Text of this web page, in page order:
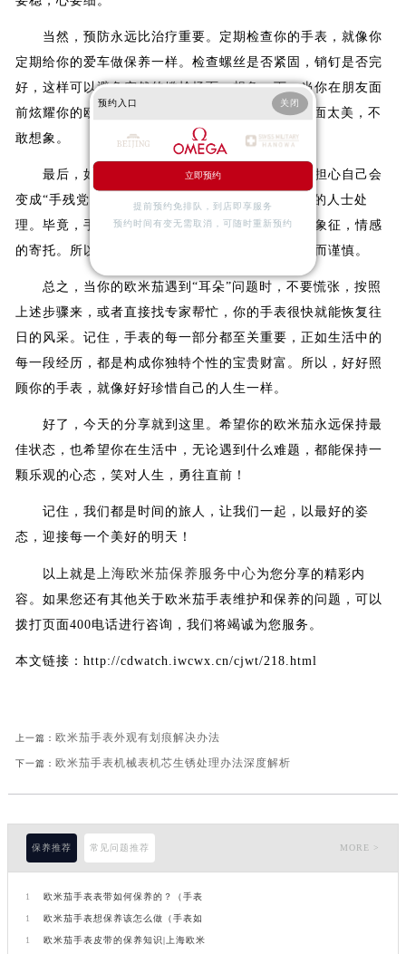
当然，预防永远比治疗重要。定期检查你的手表，就像你
定期给你的爱车做保养一样。检查螺丝是否紧固，销钉是否完
好，这样可以避免突然的尴尬场面。想象一下，当你在朋友面
前炫耀你的欧米茄时，表耳突然“离家出走”，那画面太美，不
敢想象。
最后，如果你觉得这些操作太过复杂，或者你担心自己会
变成“手残党”，那么，最明智的选择就是交给专业的人士处
理。毕竟，手表不仅仅是计时工具，它还是身份的象征，情感
的寄托。所以，对待它，就像对待你的初恋，温柔而谨慎。
总之，当你的欧米茄遇到“耳朵”问题时，不要慌张，按照
上述步骤来，或者直接找专家帮忙，你的手表很快就能恢复往
日的风采。记住，手表的每一部分都至关重要，正如生活中的
每一段经历，都是构成你独特个性的宝贵财富。所以，好好照
顾你的手表，就像好好珍惜自己的人生一样。
好了，今天的分享就到这里。希望你的欧米茄永远保持最
佳状态，也希望你在生活中，无论遇到什么难题，都能保持一
颗乐观的心态，笑对人生，勇往直前！
记住，我们都是时间的旅人，让我们一起，以最好的姿
态，迎接每一个美好的明天！
以上就是上海欧米茄保养服务中心为您分享的精彩内
容。如果您还有其他关于欧米茄手表维护和保养的问题，可以
拨打页面400电话进行咨询，我们将竭诚为您服务。
本文链接：http://cdwatch.iwcwx.cn/cjwt/218.html
上一篇： 欧米茄手表外观有划痕解决办法
下一篇： 欧米茄手表机械表机芯生锈处理办法深度解析
保养推荐 常见问题推荐 MORE >
1 欧米茄手表表带如何保养的？（手表
1 欧米茄手表想保养该怎么做（手表如
1 欧米茄手表皮带的保养知识|上海欧米
预约入口 关闭
立即预约
提前预约免排队，到店即享服务
预约时间有变无需取消，可随时重新预约